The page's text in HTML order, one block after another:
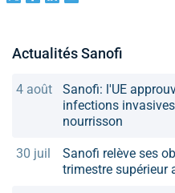
Actualités Sanofi
4 août
Sanofi: l'UE
infections
nourrisson
30 juil
Sanofi relève ses
trimestre supérieur